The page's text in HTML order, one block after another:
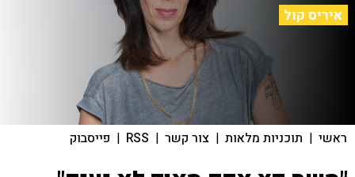
איריס קול
ראשי | תוכניות מלאות | צור קשר |
RSS
| פייסבוק